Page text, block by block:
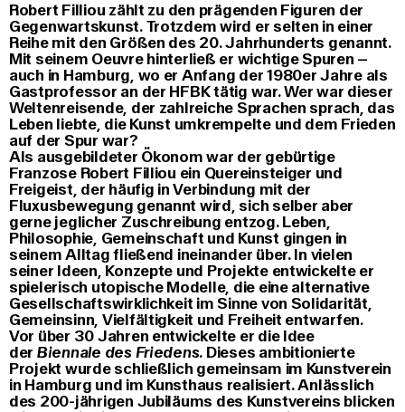
Robert Filliou zählt zu den prägenden Figuren der
Gegenwartskunst. Trotzdem wird er selten in einer
Reihe mit den Größen des 20. Jahrhunderts genannt.
Mit seinem Oeuvre hinterließ er wichtige Spuren –
auch in Hamburg, wo er Anfang der 1980er Jahre als
Gastprofessor an der HFBK tätig war. Wer war dieser
Weltenreisende, der zahlreiche Sprachen sprach, das
Leben liebte, die Kunst umkrempelte und dem Frieden
auf der Spur war?
Als ausgebildeter Ökonom war der gebürtige
Franzose Robert Filliou ein Quereinsteiger und
Freigeist, der häufig in Verbindung mit der
Fluxusbewegung genannt wird, sich selber aber
gerne jeglicher Zuschreibung entzog. Leben,
Philosophie, Gemeinschaft und Kunst gingen in
seinem Alltag fließend ineinander über. In vielen
seiner Ideen, Konzepte und Projekte entwickelte er
spielerisch utopische Modelle, die eine alternative
Gesellschaftswirklichkeit im Sinne von Solidarität,
Gemeinsinn, Vielfältigkeit und Freiheit entwarfen.
Vor über 30 Jahren entwickelte er die Idee
der Biennale des Friedens. Dieses ambitionierte
Projekt wurde schließlich gemeinsam im Kunstverein
in Hamburg und im Kunsthaus realisiert. Anlässlich
des 200-jährigen Jubiläums des Kunstvereins blicken